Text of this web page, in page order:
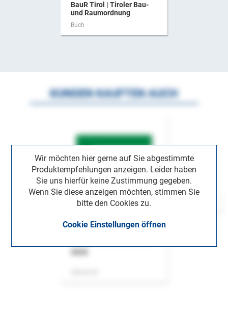
BauR Tirol | Tiroler Bau-
und Raumordnung
Buch
Wir möchten hier gerne auf Sie abgestimmte
Produktempfehlungen anzeigen. Leider haben
Sie uns hierfür keine Zustimmung gegeben.
Wenn Sie diese anzeigen möchten, stimmen Sie
bitte den Cookies zu.
Cookie Einstellungen öffnen
KUNDEN KAUFTEN AUCH